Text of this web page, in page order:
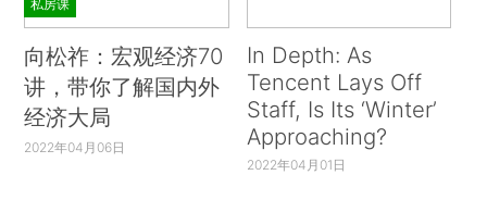
私房课
向松祚：宏观经济70
讲，带你了解国内外
经济大局
2022年04月06日
In Depth: As
Tencent Lays Off
Staff, Is Its ‘Winter’
Approaching?
2022年04月01日